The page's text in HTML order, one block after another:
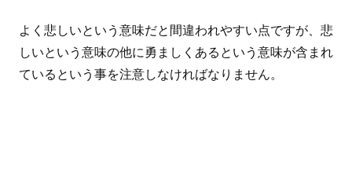
よく悲しいという意味だと間違われやすい点ですが、悲
しいという意味の他に勇ましくあるという意味が含まれ
ているという事を注意しなければなりません。